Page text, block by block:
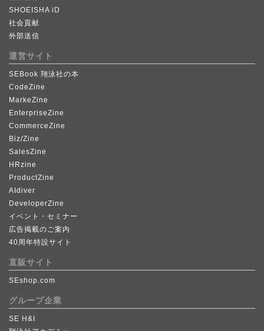
SHOEISHA iD
社会貢献
外部送信
運営サイト
SEBook 翔泳社の本
CodeZine
MarkeZine
EnterpriseZine
CommerceZine
Biz/Zine
SalesZine
HRzine
ProductZine
AIdiver
DeveloperZine
イベント・セミナー
広告掲載のご案内
40周年特設サイト
直販サイト
SEshop.com
グループ企業
SE H&I